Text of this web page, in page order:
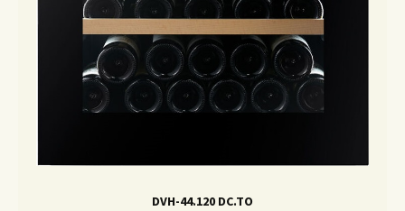
DVH-44.120 DC.TO